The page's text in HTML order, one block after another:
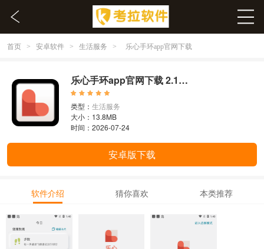
首页 > 安卓软件 > 生活服务 > 乐心手环app官网下载
乐心手环app官网下载 2.1.32
类型： 生活服务
大小：13.8MB
时间：2026-07-24
安卓版下载
软件介绍 猜你喜欢 本类推荐